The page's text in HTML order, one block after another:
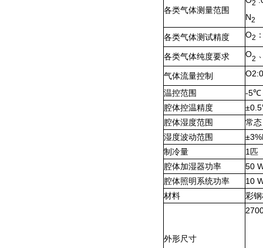
各类气体测量范围
2
N2
各类气体测试精度 O2
各类气体纯度要求 O2
气体流量控制 O2:0
温控范围 -5℃
腔体控温精度 ±0.5
腔体湿度范围
常
湿度波动范围
±
制冷量
1 匹
腔体加湿器功率 50
腔体照明系统功率 10
材料
彩
外形尺寸